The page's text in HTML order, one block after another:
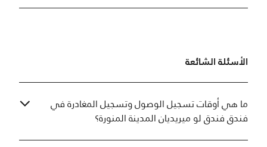
الأسئلة الشائعة
ما هي أوقات تسجيل الوصول وتسجيل المغادرة في
فندق فندق لو ميريديان المدينة المنورة؟